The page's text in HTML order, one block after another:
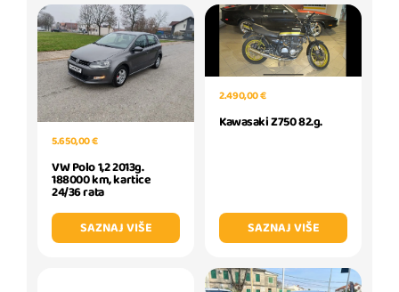
5.650,00 €
VW Polo 1,2 2013g.
188000 km, kartice
24/36 rata
SAZNAJ VIŠE
2.490,00 €
Kawasaki Z750 82.g.
SAZNAJ VIŠE